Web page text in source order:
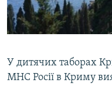
СВІДЧЕННЯ ОКУПАЦІЇ
УКРАЇНСЬКА ПРОБЛЕМА
Qırımtatar
У дитячих таборах
МНС Росії в Криму